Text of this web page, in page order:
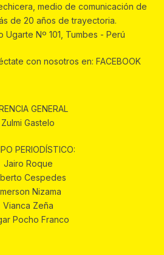
medio de comunicación de
de 20 años de trayectoria.
Ugarte Nº 101, Tumbes - Perú
con nosotros en: FACEBOOK
GENERAL
Zulmi Gastelo
PERIODÍSTICO:
Jairo Roque
Cespedes
Nizama
Vianca Zeña
Pocho Franco